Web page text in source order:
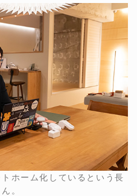
ホーム化しているという長
。